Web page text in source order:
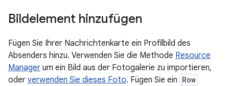
Bildelement hinzufügen
Fügen Sie Ihrer Nachrichtenkarte ein Profilbild des
Absenders hinzu. Verwenden Sie die Methode Resource
Manager um ein Bild aus der Fotogalerie zu importieren,
oder verwenden Sie dieses Foto. Fügen Sie ein Row